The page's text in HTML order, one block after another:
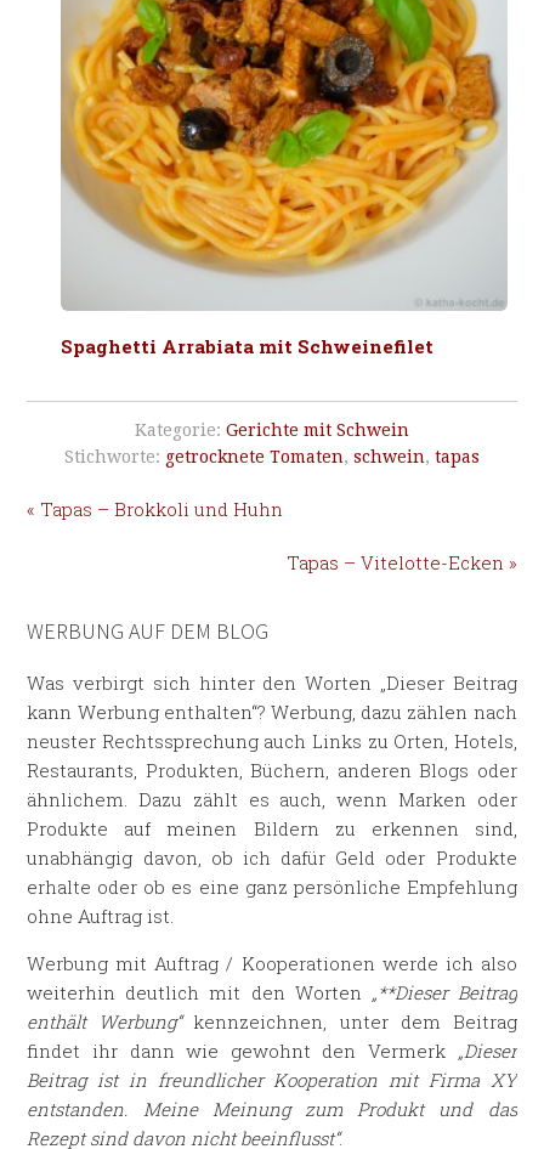
Spaghetti Arrabiata mit Schweinefilet
Kategorie: Gerichte mit Schwein
Stichworte: getrocknete Tomaten, schwein, tapas
« Tapas – Brokkoli und Huhn
Tapas – Vitelotte-Ecken »
WERBUNG AUF DEM BLOG
Was verbirgt sich hinter den Worten „Dieser Beitrag
kann Werbung enthalten“? Werbung, dazu zählen nach
neuster Rechtssprechung auch Links zu Orten, Hotels,
Restaurants, Produkten, Büchern, anderen Blogs oder
ähnlichem. Dazu zählt es auch, wenn Marken oder
Produkte auf meinen Bildern zu erkennen sind,
unabhängig davon, ob ich dafür Geld oder Produkte
erhalte oder ob es eine ganz persönliche Empfehlung
ohne Auftrag ist.
Werbung mit Auftrag / Kooperationen werde ich also
weiterhin deutlich mit den Worten „**Dieser Beitrag
enthält Werbung“kennzeichnen, unter dem Beitrag
findet ihr dann wie gewohnt den Vermerk „Dieser
Beitrag ist in freundlicher Kooperation mit Firma XY
entstanden. Meine Meinung zum Produkt und das
Rezept sind davon nicht beeinflusst“.